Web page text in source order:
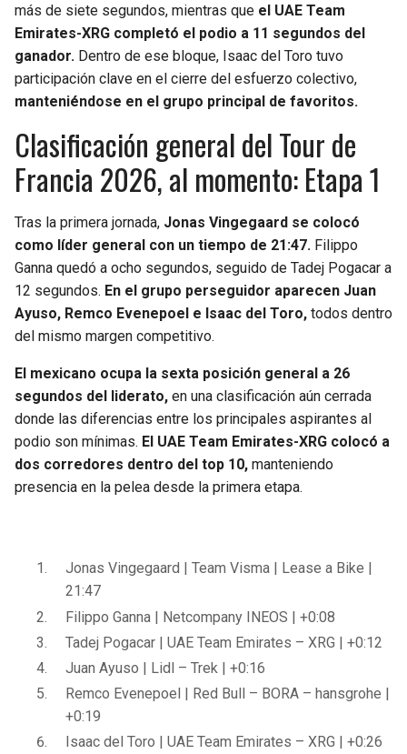
más de siete segundos, mientras que el UAE Team
Emirates-XRG completó el podio a 11 segundos del
ganador. Dentro de ese bloque, Isaac del Toro tuvo
participación clave en el cierre del esfuerzo colectivo,
manteniéndose en el grupo principal de favoritos.
Clasificación general del Tour de
Francia 2026, al momento: Etapa 1
Tras la primera jornada, Jonas Vingegaard se colocó
como líder general con un tiempo de 21:47. Filippo
Ganna quedó a ocho segundos, seguido de Tadej Pogacar a
12 segundos. En el grupo perseguidor aparecen Juan
Ayuso, Remco Evenepoel e Isaac del Toro, todos dentro
del mismo margen competitivo.
El mexicano ocupa la sexta posición general a 26
segundos del liderato, en una clasificación aún cerrada
donde las diferencias entre los principales aspirantes al
podio son mínimas. El UAE Team Emirates-XRG colocó a
dos corredores dentro del top 10, manteniendo
presencia en la pelea desde la primera etapa.
Jonas Vingegaard | Team Visma | Lease a Bike |
21:47
Filippo Ganna | Netcompany INEOS | +0:08
Tadej Pogacar | UAE Team Emirates – XRG | +0:12
Juan Ayuso | Lidl – Trek | +0:16
Remco Evenepoel | Red Bull – BORA – hansgrohe |
+0:19
Isaac del Toro | UAE Team Emirates – XRG | +0:26